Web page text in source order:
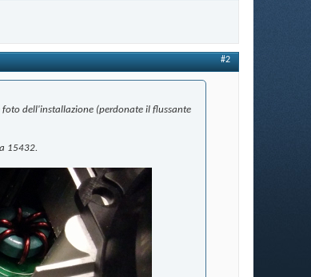
#2
dell'installazione (perdonate il flussante
15432.